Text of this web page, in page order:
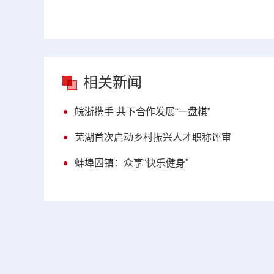
相关新闻
皖浙携手 共下合作发展“一盘棋”
芜湖首次启动乡村振兴人才职称评审
蚌埠固镇：众享“快乐健身”